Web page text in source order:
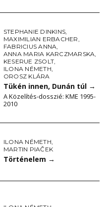
STEPHANIE DINKINS,
MAXIMILIAN ERBACHER,
FABRICIUS ANNA,
ANNA MARIA KARCZMARSKA,
KESERUE ZSOLT,
ILONA NÉMETH,
OROSZ KLÁRA
Tükén innen, Dunán túl →
A Közelítés-dosszié: KME 1995-
2010
ILONA NÉMETH,
MARTIN PIAČEK
Történelem →